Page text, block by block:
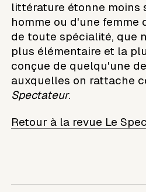
littérature étonne moins
homme ou d'une femme
de toute spécialité, que
plus élémentaire et la
conçue de quelqu'une
auxquelles on rattache
Spectateur.
Retour à la revue Le